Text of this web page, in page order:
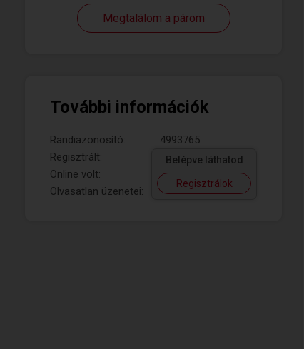
Megtalálom a párom
További információk
Randiazonosító:
4993765
Regisztrált:
Online volt:
Olvasatlan üzenetei:
Belépve láthatod
Regisztrálok